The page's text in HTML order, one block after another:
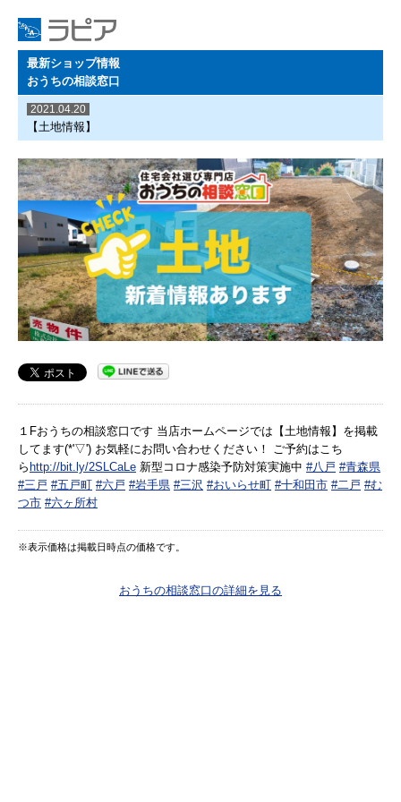
最新ショップ情報
おうちの相談窓口
2021.04.20
【土地情報】
１Fおうちの相談窓口です 当店ホームページでは【土地情報】を掲載
してます(*'▽') お気軽にお問い合わせください！ ご予約はこち
ら http://bit.ly/2SLCaLe 新型コロナ感染予防対策実施中 #八戸 #青森県
#三戸 #五戸町 #六戸 #岩手県 #三沢 #おいらせ町 #十和田市 #二戸 #む
つ市 #六ヶ所村
※表示価格は掲載日時点の価格です。
おうちの相談窓口の詳細を見る